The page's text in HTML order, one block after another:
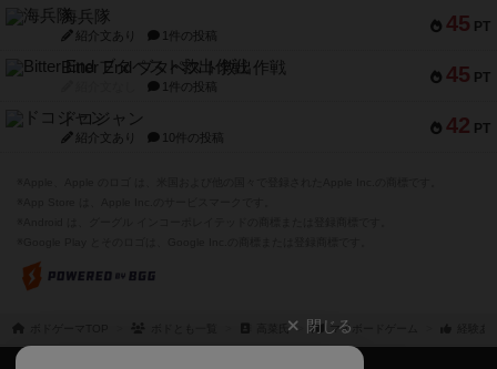
45 PT
海兵隊
紹介文あり 1件の投稿
45 PT
Bitter End ブタペスト救出作戦
1件の投稿
42 PT
ドコジャン
紹介文あり 10件の投稿
高菜氏 マイボードゲーム
閉じる